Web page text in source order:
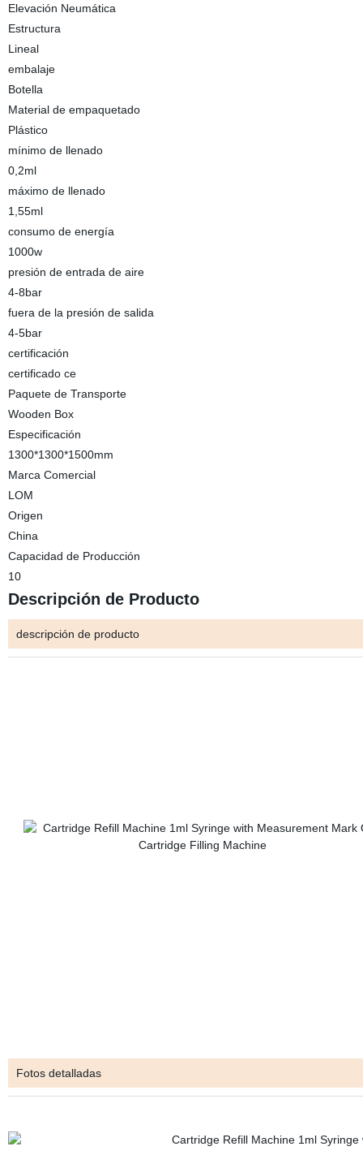
Elevación Neumática
Estructura
Lineal
embalaje
Botella
Material de empaquetado
Plástico
mínimo de llenado
0,2ml
máximo de llenado
1,55ml
consumo de energía
1000w
presión de entrada de aire
4-8bar
fuera de la presión de salida
4-5bar
certificación
certificado ce
Paquete de Transporte
Wooden Box
Especificación
1300*1300*1500mm
Marca Comercial
LOM
Origen
China
Capacidad de Producción
10
Descripción de Producto
descripción de producto
Fotos detalladas